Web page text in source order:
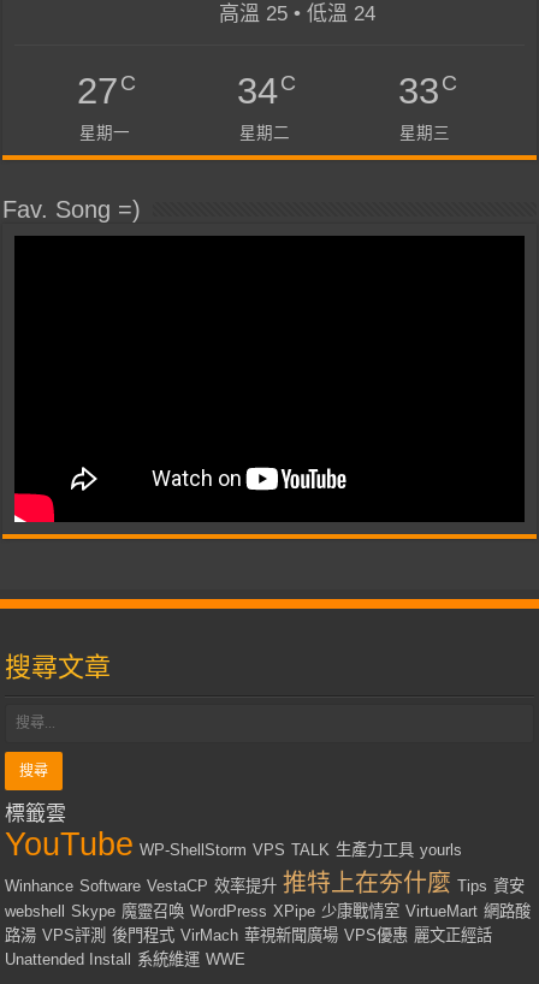
高溫 25 • 低溫 24
27C
星期一
34C
星期二
33C
星期三
Fav. Song =)
搜尋文章
標籤雲
YouTube WP-ShellStorm VPS TALK 生產力工具 yourls
Winhance Software VestaCP 效率提升 推特上在夯什麼 Tips 資安
webshell
Skype 魔靈召喚 WordPress XPipe 少康戰情室 VirtueMart 網路酸
路湯 VPS評測 後門程式 VirMach 華視新聞廣場 VPS優惠 麗文正經話
Unattended Install
系統維運 WWE